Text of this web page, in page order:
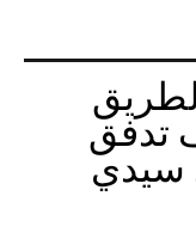
تدفق
سيدي